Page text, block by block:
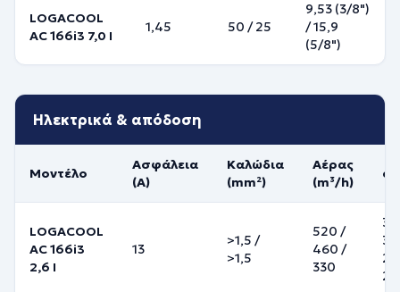
LOGACOOL
AC 166i3 7,0 I
1,45 50 /25
9,53 (3/8")
/15,9
(5/8")
Ηλεκτρικά & απόδοση
Μοντέλο
Ασφάλεια
(A)
Καλώδια
(mm²)
Αέρας
(m³/h)
dB
LOGACOOL
AC 166i3
2,6 I
13
>1,5 /
>1,5
520 /
460 /
330
37
20